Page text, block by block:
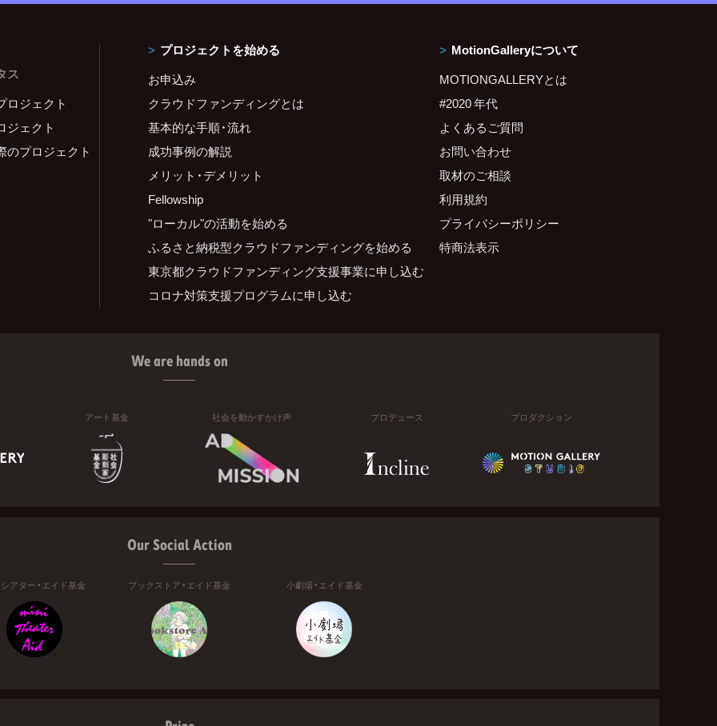
ス
ロジェクト
ジェクト
のプロジェクト
プロジェクトを始める
お申込み
クラウドファンディングとは
基本的な手順・流れ
成功事例の解説
メリット・デメリット
Fellowship
"ローカル"の活動を始める
ふるさと納税型クラウドファンディングを始める
東京都クラウドファンディング支援事業に申し込む
コロナ対策支援プログラムに申し込む
MotionGalleryについて
MOTIONGALLERYとは
#2020 年代
よくあるご質問
お問い合わせ
取材のご相談
利用規約
プライバシーポリシー
特商法表示
We are hands on
アート基金 社会を動かすかけ声 プロデュース プロダクション
Our Social Action
アター・エイド基金 ブックストア・エイド基金 小劇場・エイド基金